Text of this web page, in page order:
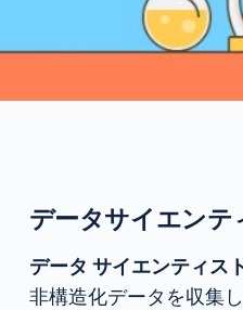
データサイエンテ
データ サイエンティス
非構造化データを収集